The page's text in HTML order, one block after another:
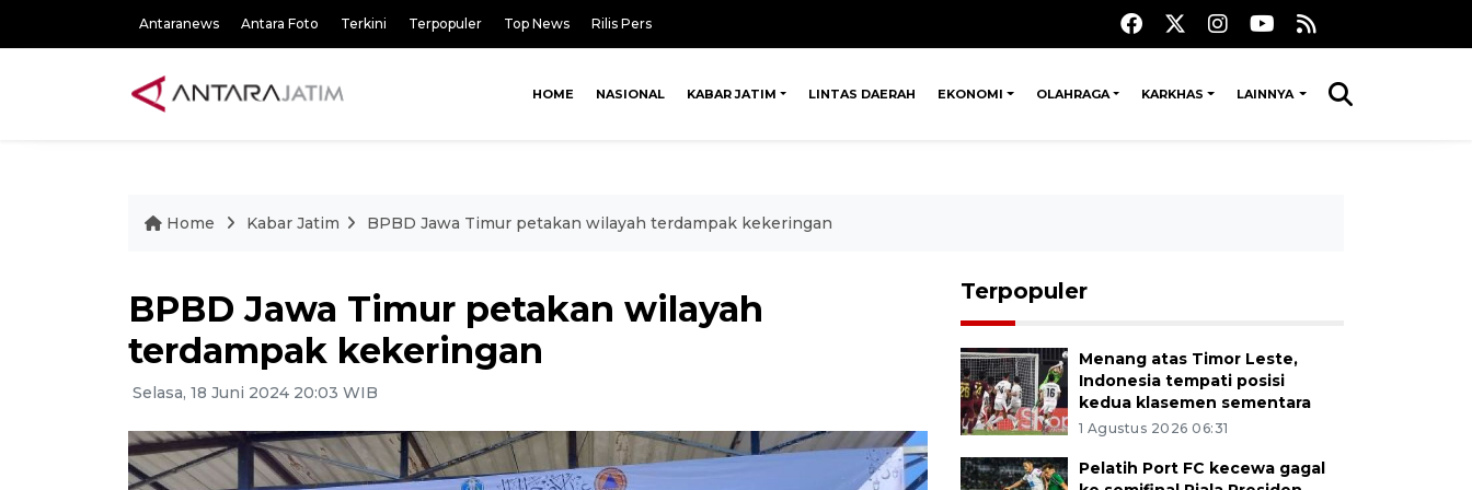
Antaranews Antara Foto Terkini Terpopuler Top News Rilis Pers
HOME NASIONAL KABAR JATIM LINTAS DAERAH EKONOMI OLAHRAGA KARKHAS LAINNYA
Home Kabar Jatim BPBD Jawa Timur petakan wilayah terdampak kekeringan
BPBD Jawa Timur petakan wilayah
terdampak kekeringan
Selasa, 18 Juni 2024 20:03 WIB
Terpopuler
Menang atas Timor Leste,
Indonesia tempati posisi
kedua klasemen sementara
1 Agustus 2026 06:31
Pelatih Port FC kecewa gagal